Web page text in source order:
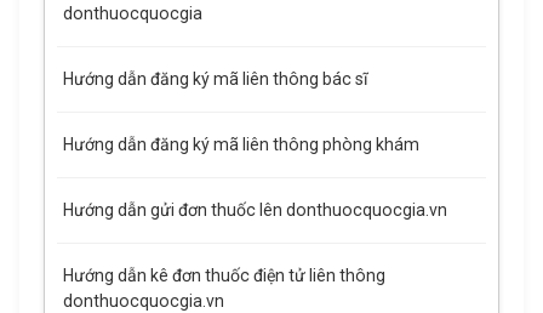
donthuocquocgia
Hướng dẫn đăng ký mã liên thông bác sĩ
Hướng dẫn đăng ký mã liên thông phòng khám
Hướng dẫn gửi đơn thuốc lên donthuocquocgia.vn
Hướng dẫn kê đơn thuốc điện tử liên thông
donthuocquocgia.vn